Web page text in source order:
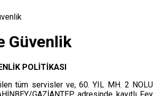
Güvenlik
POLİTİKASI
tüm servisler ve, 60. YIL MH. 2 NOLU